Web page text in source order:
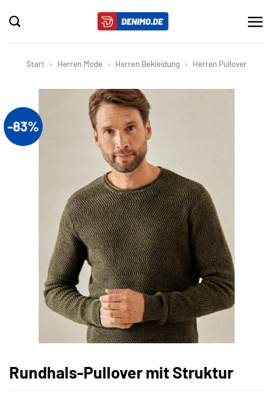
Inhalt
springen
Start » Herren Mode » Herren Bekleidung » Herren Pullover
-83%
Rundhals-Pullover mit Struktur